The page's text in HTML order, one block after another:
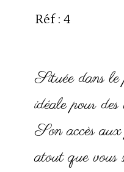
Réf : 4
Située dans le
idéale pour
Son accès
atout que vous